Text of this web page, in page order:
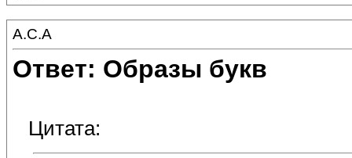
А.С.А
Ответ: Образы букв
Цитата: